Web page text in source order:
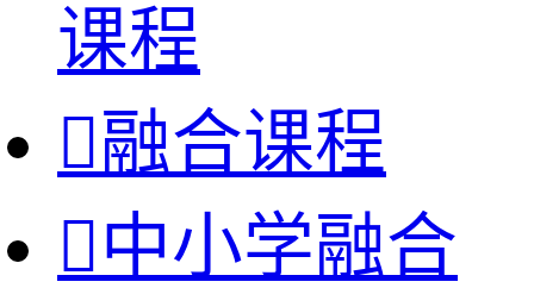
课程
融合课程
中小学融合